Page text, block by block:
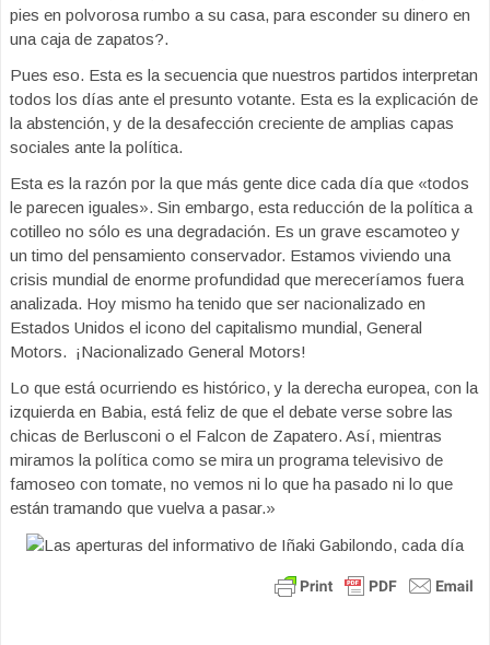
pies en polvorosa rumbo a su casa, para esconder su dinero en
una caja de zapatos?.
Pues eso. Esta es la secuencia que nuestros partidos interpretan
todos los días ante el presunto votante. Esta es la explicación de
la abstención, y de la desafección creciente de amplias capas
sociales ante la política.
Esta es la razón por la que más gente dice cada día que «todos
le parecen iguales». Sin embargo, esta reducción de la política a
cotilleo no sólo es una degradación. Es un grave escamoteo y
un timo del pensamiento conservador. Estamos viviendo una
crisis mundial de enorme profundidad que mereceríamos fuera
analizada. Hoy mismo ha tenido que ser nacionalizado en
Estados Unidos el icono del capitalismo mundial, General
Motors. ¡Nacionalizado General Motors!
Lo que está ocurriendo es histórico, y la derecha europea, con la
izquierda en Babia, está feliz de que el debate verse sobre las
chicas de Berlusconi o el Falcon de Zapatero. Así, mientras
miramos la política como se mira un programa televisivo de
famoseo con tomate, no vemos ni lo que ha pasado ni lo que
están tramando que vuelva a pasar.»